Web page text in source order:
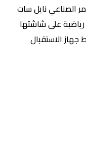
الصناعي نايل سات
على شاشتها
الاستقبال